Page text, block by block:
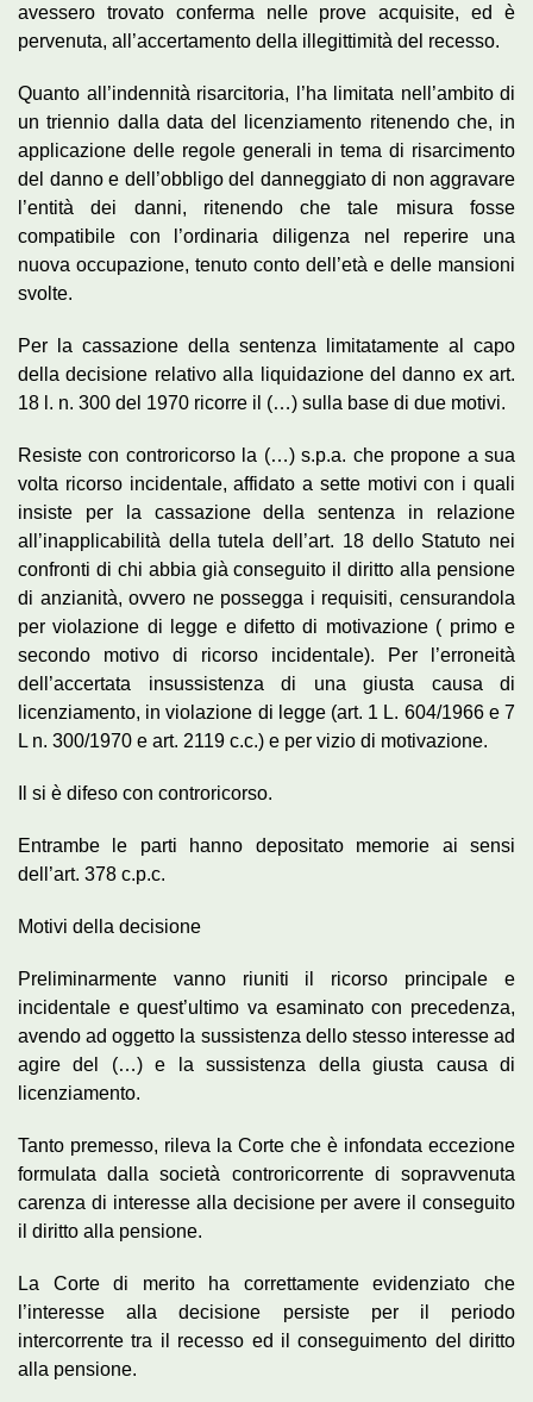
avessero trovato conferma nelle prove acquisite, ed è
pervenuta, all’accertamento della illegittimità del recesso.
Quanto all’indennità risarcitoria, l’ha limitata nell’ambito di
un triennio dalla data del licenziamento ritenendo che, in
applicazione delle regole generali in tema di risarcimento
del danno e dell’obbligo del danneggiato di non aggravare
l’entità dei danni, ritenendo che tale misura fosse
compatibile con l’ordinaria diligenza nel reperire una
nuova occupazione, tenuto conto dell’età e delle mansioni
svolte.
Per la cassazione della sentenza limitatamente al capo
della decisione relativo alla liquidazione del danno ex art.
18 l. n. 300 del 1970 ricorre il (…) sulla base di due motivi.
Resiste con controricorso la (…) s.p.a. che propone a sua
volta ricorso incidentale, affidato a sette motivi con i quali
insiste per la cassazione della sentenza in relazione
all’inapplicabilità della tutela dell’art. 18 dello Statuto nei
confronti di chi abbia già conseguito il diritto alla pensione
di anzianità, ovvero ne possegga i requisiti, censurandola
per violazione di legge e difetto di motivazione ( primo e
secondo motivo di ricorso incidentale). Per l’erroneità
dell’accertata insussistenza di una giusta causa di
licenziamento, in violazione di legge (art. 1 L. 604/1966 e 7
L n. 300/1970 e art. 2119 c.c.) e per vizio di motivazione.
Il si è difeso con controricorso.
Entrambe le parti hanno depositato memorie ai sensi
dell’art. 378 c.p.c.
Motivi della decisione
Preliminarmente vanno riuniti il ricorso principale e
incidentale e quest’ultimo va esaminato con precedenza,
avendo ad oggetto la sussistenza dello stesso interesse ad
agire del (…) e la sussistenza della giusta causa di
licenziamento.
Tanto premesso, rileva la Corte che è infondata eccezione
formulata dalla società controricorrente di sopravvenuta
carenza di interesse alla decisione per avere il conseguito
il diritto alla pensione.
La Corte di merito ha correttamente evidenziato che
l’interesse alla decisione persiste per il periodo
intercorrente tra il recesso ed il conseguimento del diritto
alla pensione.